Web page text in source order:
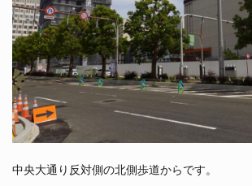
中央大通り反対側の北側歩道からです。